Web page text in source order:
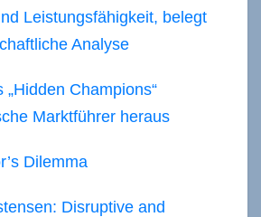
Leistungsfähigkeit, belegt
Analyse
„Hidden Champions“
Marktführer heraus
Dilemma
Disruptive and